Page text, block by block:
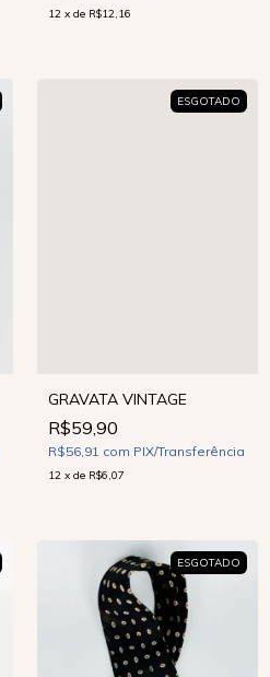
12 x de R$12,16
ESGOTADO
GRAVATA VINTAGE
R$59,90
R$56,91 com PIX/Transferência
12 x de R$6,07
ESGOTADO